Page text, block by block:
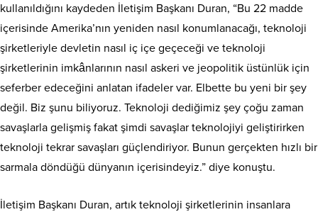
kullanıldığını kaydeden İletişim Başkanı Duran, “Bu 22 madde
içerisinde Amerika’nın yeniden nasıl konumlanacağı, teknoloji
şirketleriyle devletin nasıl iç içe geçeceği ve teknoloji
şirketlerinin imkânlarının nasıl askeri ve jeopolitik üstünlük için
seferber edeceğini anlatan ifadeler var. Elbette bu yeni bir şey
değil. Biz şunu biliyoruz. Teknoloji dediğimiz şey çoğu zaman
savaşlarla gelişmiş fakat şimdi savaşlar teknolojiyi geliştirirken
teknoloji tekrar savaşları güçlendiriyor. Bunun gerçekten hızlı bir
sarmala döndüğü dünyanın içerisindeyiz.” diye konuştu.
İletişim Başkanı Duran, artık teknoloji şirketlerinin insanlara